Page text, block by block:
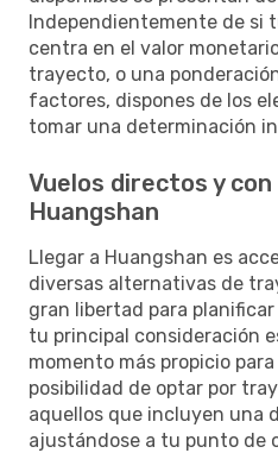
Independientemente de si
centra en el valor
trayecto, o una
factores, dispones de los
tomar una determinación
Vuelos directos y
Huangshan
Llegar a Huangshan es
diversas alternativas de
gran libertad para
tu principal consideración
momento más propicio
posibilidad de optar por
aquellos que incluyen una
ajustándose a tu punto de